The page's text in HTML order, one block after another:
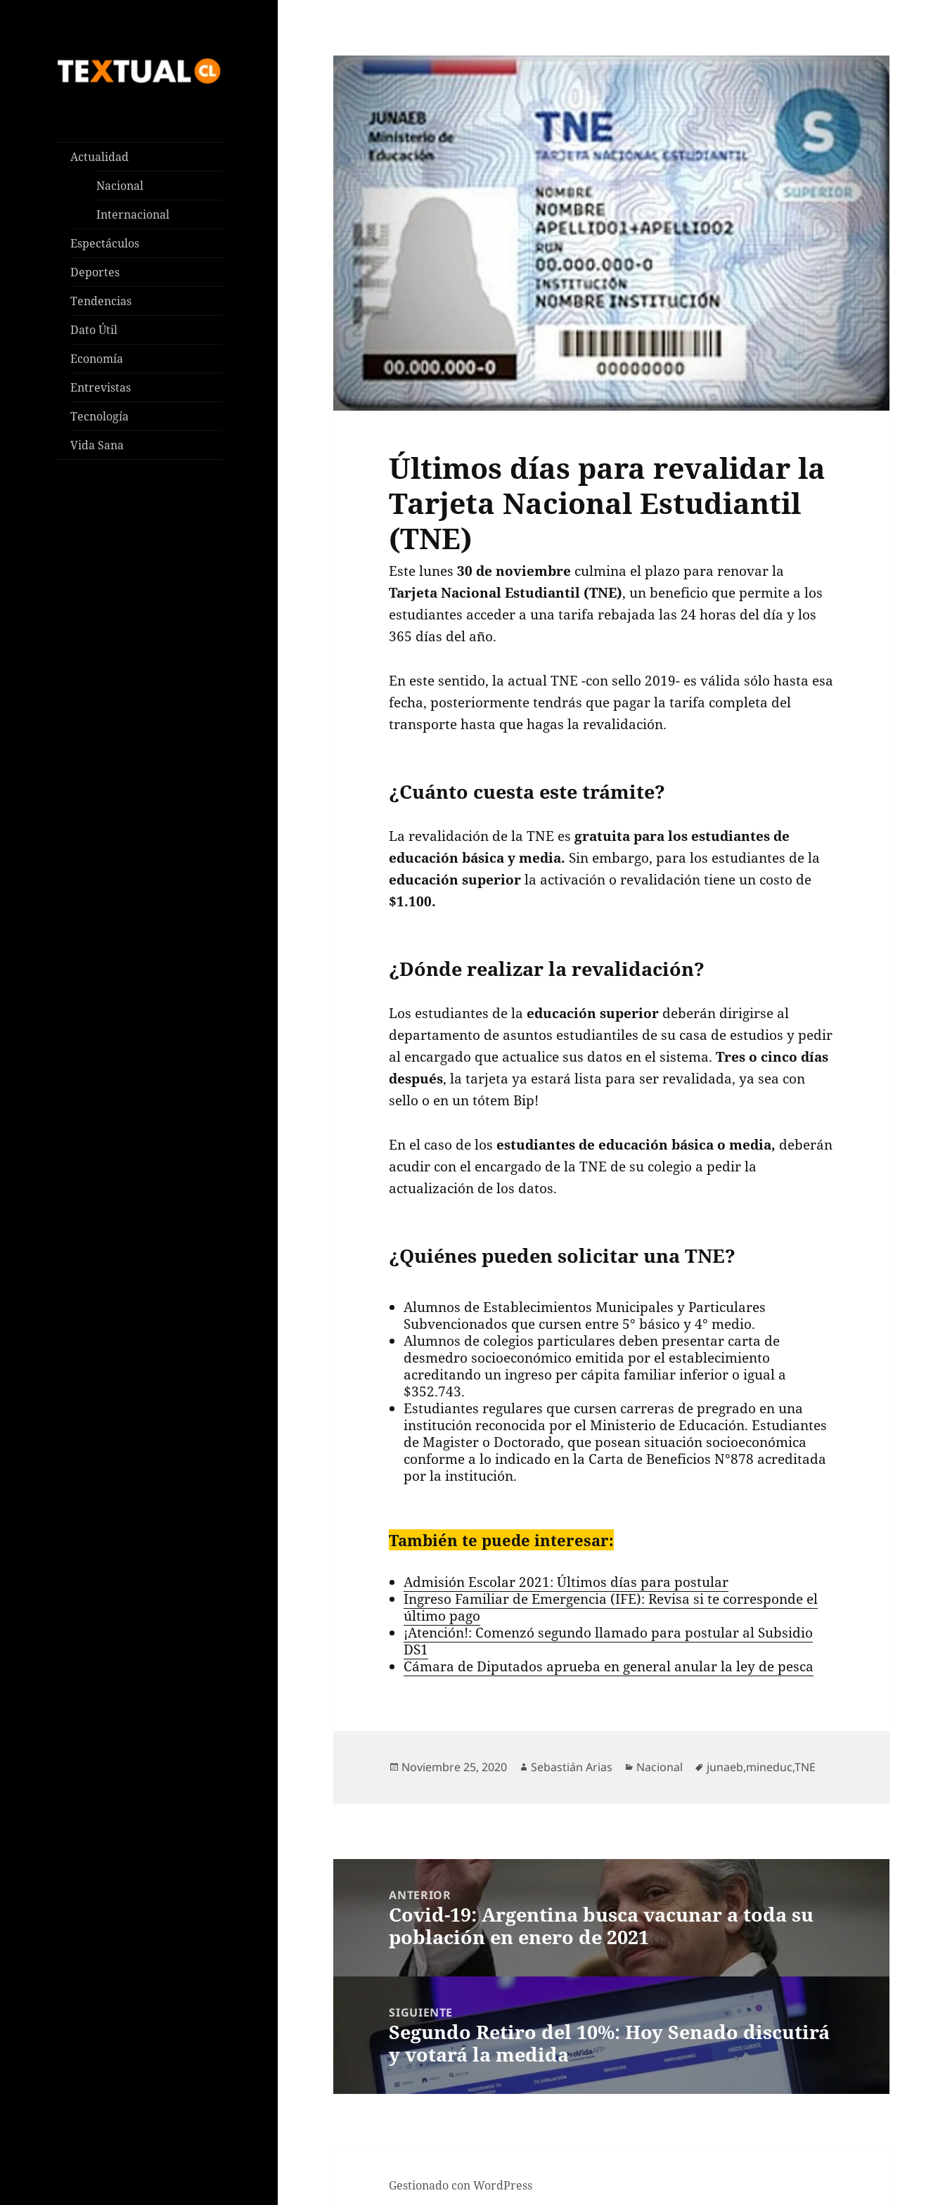
Actualidad
Nacional
Internacional
Espectáculos
Deportes
Tendencias
Dato Útil
Economía
Entrevistas
Tecnología
Vida Sana
Últimos días para revalidar la
Tarjeta Nacional Estudiantil
(TNE)
Este lunes30 de noviembre culmina el plazo para renovar la
Tarjeta Nacional Estudiantil (TNE), un beneficio que permite a los
estudiantes acceder a una tarifa rebajada las 24 horas del día y los
365 días del año.
En este sentido, la actual TNE -con sello 2019- es válida sólo hasta esa
fecha, posteriormente tendrás que pagar la tarifa completa del
transporte hasta que hagas la revalidación.
¿Cuánto cuesta este trámite?
La revalidación de la TNE es gratuita para los estudiantes de
educación básica y media. Sin embargo, para los estudiantes de la
educación superiorla activación o revalidación tiene un costo de
$1.100.
¿Dónde realizar la revalidación?
Los estudiantes de la educación superior deberán dirigirse al
departamento de asuntos estudiantiles de su casa de estudios y pedir
al encargado que actualice sus datos en el sistema.Tres o cinco días
después, la tarjeta ya estará lista para ser revalidada, ya sea con
sello o en un tótem Bip!
En el caso de los estudiantes de educación básica o media, deberán
acudir con el encargado de la TNE de su colegio a pedir la
actualización de los datos.
¿Quiénes pueden solicitar una TNE?
Alumnos de Establecimientos Municipales y Particulares
Subvencionados que cursen entre 5° básico y 4° medio.
Alumnos de colegios particulares deben presentar carta de
desmedro socioeconómico emitida por el establecimiento
acreditando un ingreso per cápita familiar inferior o igual a
$352.743.
Estudiantes regulares que cursen carreras de pregrado en una
institución reconocida por el Ministerio de Educación. Estudiantes
de Magister o Doctorado, que posean situación socioeconómica
conforme a lo indicado en la Carta de Beneficios N°878 acreditada
por la institución.
También te puede interesar:
Admisión Escolar 2021: Últimos días para postular
Ingreso Familiar de Emergencia (IFE): Revisa si te corresponde el
último pago
¡Atención!: Comenzó segundo llamado para postular al Subsidio
DS1
Cámara de Diputados aprueba en general anular la ley de pesca
Publicado
Noviembre 25, 2020 Autor
Sebastián Arias Categorías
Nacional Etiquetas
junaeb,mineduc,TNE
entradas
ANTERIOR
Entrada
anterior:
Covid-19: Argentina busca vacunar a toda su
población en enero de 2021
SIGUIENTE
Entrada
siguiente:
Segundo Retiro del 10%: Hoy Senado discutirá
y votará la medida
Gestionado con WordPress